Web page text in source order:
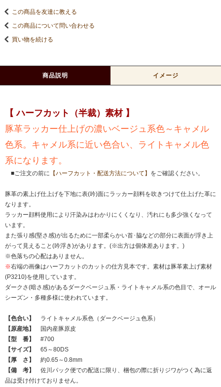
この商品を友達に教える
この商品について問い合わせる
買い物を続ける
商品説明 イメージ
【 ハーフカット（半裁）素材 】
豚革ラッカー仕上げの濃いベージュ系色～キャメル
色系。キャメル系に近い色合い、ライトキャメル色
系になります。
■ご注文の前に 【ハーフカット・配送方法について】 をご確認ください。
豚革の素上げ仕上げを下地に表(吟)面にラッカー顔料を吹きつけて仕上げた革に
なります。
ラッカー顔料使用により汗染みはわかりにくくなり、汚れにも多少強くなって
います。
また張り感(堅さ感)が出るために一部柔らかい首･脇などの部分に表面が浮き上
がって見えること(吟浮き)があります。(※出方は個体差あります。)
※色落ちの心配はありません。
※右端の画像はハーフカットのカットの仕方見本です。素材は豚革素上げ素材
(P3210)を使用しています。
ダークさ(暗さ感)があるダークベージュ系・ライトキャメル系の色目で、オール
シーズン・多種多様に使われています。
【色合い】
ライトキャメル系色（ダークベージュ色系）
【原産地】
国内産豚原皮
【型 番】
#700
【サイズ】
65～80DS
【厚 さ】
約0.65～0.8mm
【備 考】
佐川パック便での配送に限り、梱包の際に折りジワがつく為に返
品は受け付けておりません。